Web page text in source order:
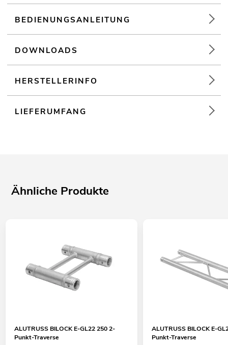
BEDIENUNGSANLEITUNG
DOWNLOADS
HERSTELLERINFO
LIEFERUMFANG
Ähnliche Produkte
ALUTRUSS BILOCK E-GL22 250 2-
Punkt-Traverse
ALUTRUSS BILOCK E-
Punkt-Traverse